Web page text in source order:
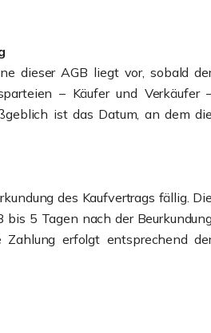
dieser AGB liegt vor, sobald
– Käufer und Verkäufer
ist das Datum, an dem die
des Kaufvertrags fällig. Die
5 Tagen nach der Beurkundung
erfolgt entsprechend